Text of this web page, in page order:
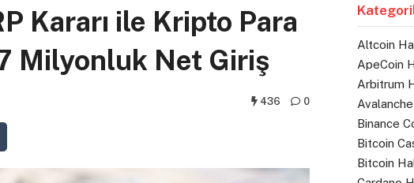
Kararı ile Kripto Para
Milyonluk Net Giriş
436 0
Altcoin
ApeCoin
Arbitrum
Binance
Bitcoin
Bitcoin